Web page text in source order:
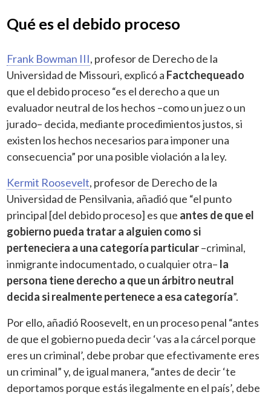
Qué es el debido proceso
Frank Bowman III, profesor de Derecho de la
Universidad de Missouri, explicó a Factchequeado
que el debido proceso “es el derecho a que un
evaluador neutral de los hechos –como un juez o un
jurado– decida, mediante procedimientos justos, si
existen los hechos necesarios para imponer una
consecuencia” por una posible violación a la ley.
Kermit Roosevelt, profesor de Derecho de la
Universidad de Pensilvania, añadió que “el punto
principal [del debido proceso] es que antes de que el
gobierno pueda tratar a alguien como si
perteneciera a una categoría particular–criminal,
inmigrante indocumentado, o cualquier otra– la
persona tiene derecho a que un árbitro neutral
decida si realmente pertenece a esa categoría”.
Por ello, añadió Roosevelt, en un proceso penal “antes
de que el gobierno pueda decir ‘vas a la cárcel porque
eres un criminal’, debe probar que efectivamente eres
un criminal” y, de igual manera, “antes de decir ‘te
deportamos porque estás ilegalmente en el país’, debe